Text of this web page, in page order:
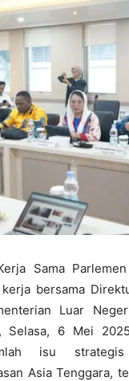
Sama
bersama
Luar
Selasa, 6 Mei
isu
Asia Tenggara,